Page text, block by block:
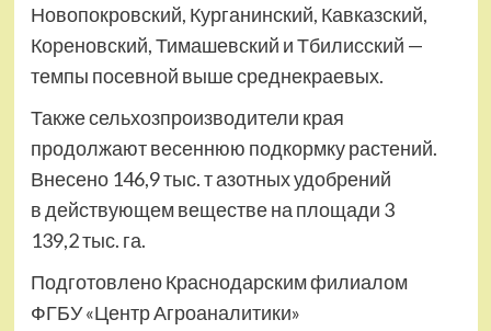
Новопокровский, Курганинский, Кавказский,
Кореновский, Тимашевский и Тбилисский —
темпы посевной выше среднекраевых.
Также сельхозпроизводители края
продолжают весеннюю подкормку растений.
Внесено 146,9 тыс. т азотных удобрений
в действующем веществе на площади 3
139,2 тыс. га.
Подготовлено Краснодарским филиалом
ФГБУ «Центр Агроаналитики»